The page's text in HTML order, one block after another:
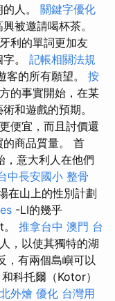
人。 關鍵字優化
被邀請喝杯茶。
利的單詞更加友
。 記帳相關法規
客的所有願望。 按
的事實開始，在某
和遊戲的預期。
便宜，而且討價還
商品質量。 首
，意大利人在他們
中長安國小 整骨
在山上的性別計劃
-LI的幾乎
推拿台中 澳門 台
，以使其獨特的湖
，有兩個島嶼可以
科托爾（Kotor）
外燴 優化 台灣用